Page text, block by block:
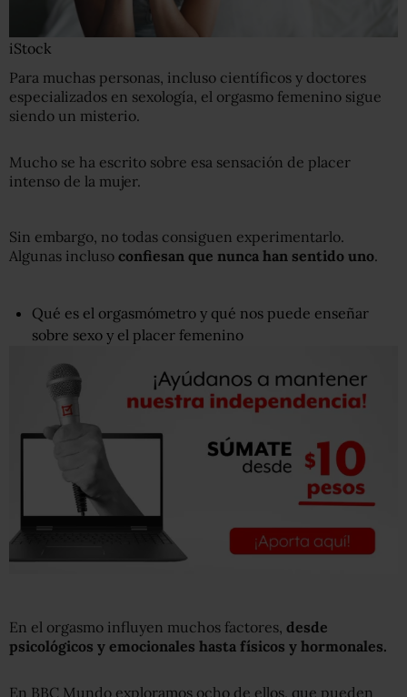
iStock
Para muchas personas, incluso científicos y doctores
especializados en sexología, el orgasmo femenino sigue
siendo un misterio.
Mucho se ha escrito sobre esa sensación de placer
intenso de la mujer.
Sin embargo, no todas consiguen experimentarlo.
Algunas incluso confiesan que nunca han sentido uno.
Qué es el orgasmómetro y qué nos puede enseñar
sobre sexo y el placer femenino
En el orgasmo influyen muchos factores, desde
psicológicos y emocionales hasta físicos y hormonales.
En BBC Mundo exploramos ocho de ellos, que pueden